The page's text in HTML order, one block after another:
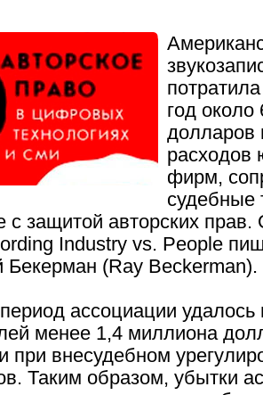
год
долларов
расходов
фирм,
судебные
с защитой авторских
Industry vs. People
Бекерман (Ray Beckerman).
ассоциации удалось
менее 1,4 миллиона
при внесудебном
Таким образом, убытки